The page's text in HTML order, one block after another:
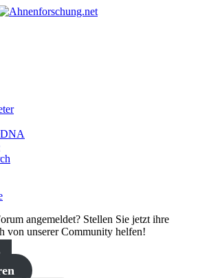
angemeldet? Stellen Sie jetzt ihre
von unserer Community helfen!